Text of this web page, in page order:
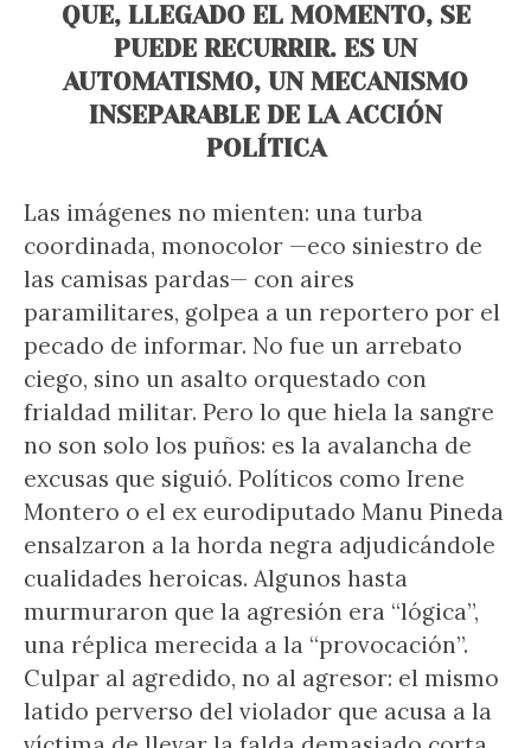
QUE, LLEGADO EL MOMENTO, SE
PUEDE RECURRIR. ES UN
AUTOMATISMO, UN MECANISMO
INSEPARABLE DE LA ACCIÓN
POLÍTICA
Las imágenes no mienten: una turba
coordinada, monocolor —eco siniestro de
las camisas pardas— con aires
paramilitares, golpea a un reportero por el
pecado de informar. No fue un arrebato
ciego, sino un asalto orquestado con
frialdad militar. Pero lo que hiela la sangre
no son solo los puños: es la avalancha de
excusas que siguió. Políticos como Irene
Montero o el ex eurodiputado Manu Pineda
ensalzaron a la horda negra adjudicándole
cualidades heroicas. Algunos hasta
murmuraron que la agresión era “lógica”,
una réplica merecida a la “provocación”.
Culpar al agredido, no al agresor: el mismo
latido perverso del violador que acusa a la